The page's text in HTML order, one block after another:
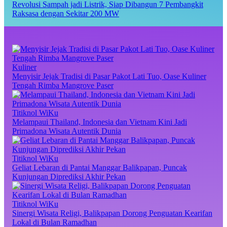
Revolusi Sampah jadi Listrik, Siap Dibangun 7 Pembangkit
Raksasa dengan Sekitar 200 MW
Kuliner
Menyisir Jejak Tradisi di Pasar Pakot Lati Tuo, Oase Kuliner
Tengah Rimba Mangrove Paser
Titiknol WiKu
Melampaui Thailand, Indonesia dan Vietnam Kini Jadi
Primadona Wisata Autentik Dunia
Titiknol WiKu
Geliat Lebaran di Pantai Manggar Balikpapan, Puncak
Kunjungan Diprediksi Akhir Pekan
Titiknol WiKu
Sinergi Wisata Religi, Balikpapan Dorong Penguatan Kearifan
Lokal di Bulan Ramadhan